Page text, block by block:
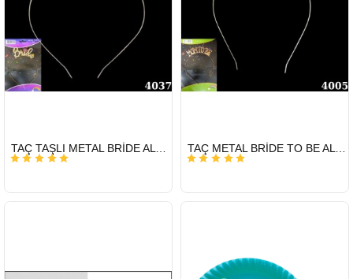
GÖNDERİ
GÖNDERİ